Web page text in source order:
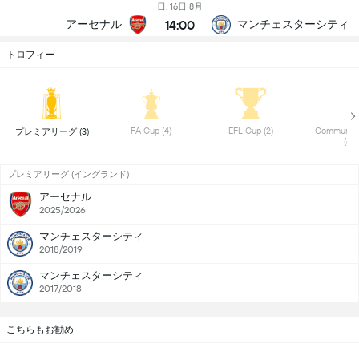
アーセナル
日, 16日 8月
14:00 マンチェスターシティ
トロフィー
プレミアリーグ (3) EFL Cup (2)
プレミアリーグ (イングランド)
アーセナル
2025/2026
マンチェスターシティ
2018/2019
マンチェスターシティ
2017/2018
こちらもお勧め